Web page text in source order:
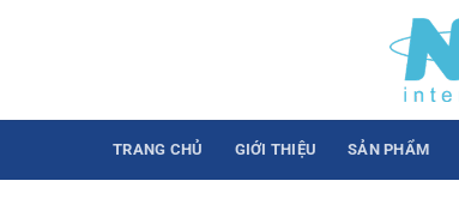
TRANG CHỦ GIỚI THIỆU SẢN PHẨM